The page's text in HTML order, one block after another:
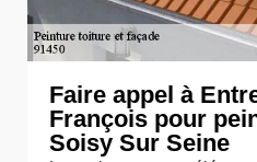
Faire appel à
François pour
Soisy Sur Seine